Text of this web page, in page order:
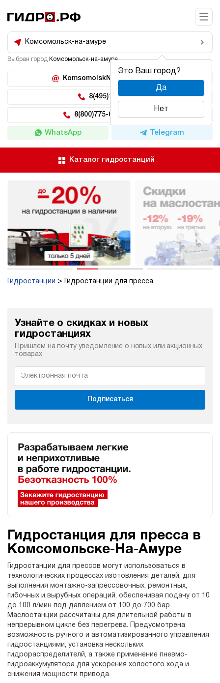
Комсомольск-на-амуре
Это Ваш город?
Да
Нет
Выбран город Комсомольск-на-амуре
KomsomolskNaAmure@hidro.ru
8(495)150-04-62
8(800)775-04-62 доб 222
WhatsApp Telegram
Каталог гидростанций
Гидростанции Гидростанции для пресса
Узнайте о скидках и новых
гидростанциях
Пришлем на почту уведомление о новых или акционных
товарах
Подписаться
Гидростанция для пресса в
Комсомольске-На-Амуре
Гидростанции для прессов могут использоваться в
технологических процессах изотовления деталей, для
выполнения монтажно-запрессовочных, ремонтных,
гибочных и вырубных операций, обеспечивая подачу от 10
до 100 л/мин под давлением от 100 до 700 бар.
Маслостанции рассчитаны для длительной работы в
непрерывном цикле без перегрева. Предусмотрена
возможность ручного и автоматизированного управления
гидростанциями, установка нескольких
гидрораспределителй, а также применение пневмо-
гидроаккумулятора для ускорения холостого хода и
снижения мощности привода.